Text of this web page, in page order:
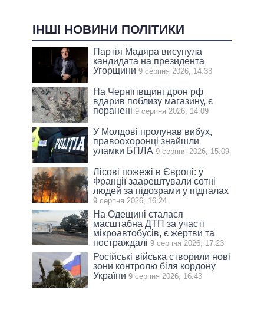
ІНШІ НОВИНИ ПОЛІТИКИ
Партія Мадяра висунула
кандидата на президента
Угорщини 9 серпня 2026, 14:33
На Чернігівщині дрон рф
вдарив поблизу магазину, є
поранені 9 серпня 2026, 14:09
У Молдові пролунав вибух,
правоохоронці знайшли
уламки БПЛА 9 серпня 2026, 15:09
Лісові пожежі в Європі: у
Франції заарештували сотні
людей за підозрами у підпалах
9 серпня 2026, 16:24
На Одещині сталася
масштабна ДТП за участі
мікроавтобусів, є жертви та
постраждалі 9 серпня 2026, 17:23
Російські війська створили нові
зони контролю біля кордону
України 9 серпня 2026, 16:43